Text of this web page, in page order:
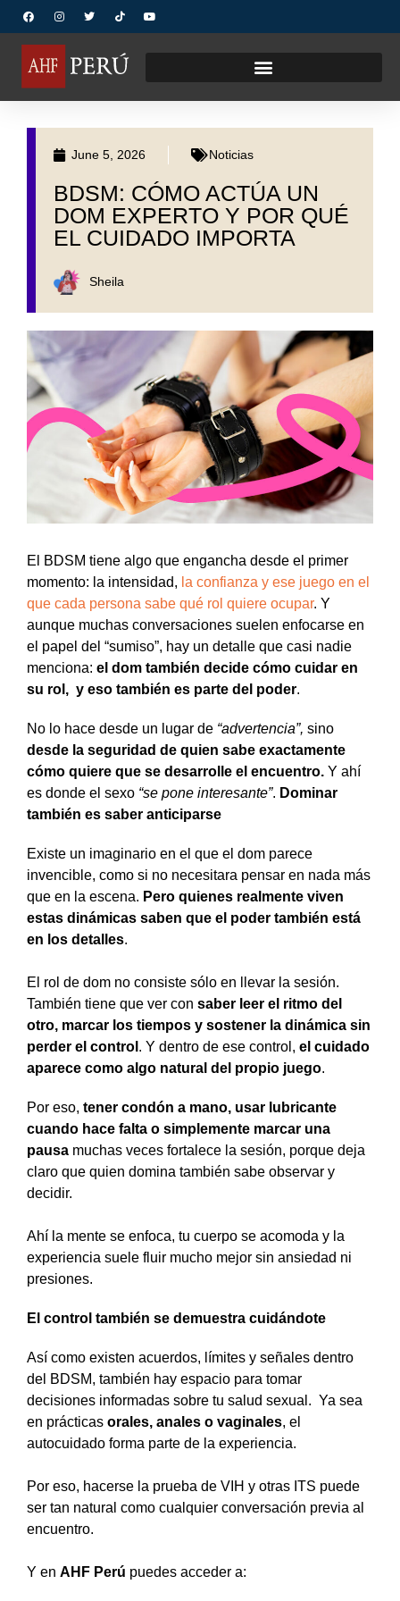
June 5, 2026 Noticias
BDSM: CÓMO ACTÚA UN
DOM EXPERTO Y POR QUÉ
EL CUIDADO IMPORTA
Sheila
El BDSM tiene algo que engancha desde el primer
momento: la intensidad, la confianza y ese juego en el
que cada persona sabe qué rol quiere ocupar. Y
aunque muchas conversaciones suelen enfocarse en
el papel del “sumiso”, hay un detalle que casi nadie
menciona: el dom también decide cómo cuidar en
su rol, y eso también es parte del poder.
No lo hace desde un lugar de “advertencia”, sino
desde la seguridad de quien sabe exactamente
cómo quiere que se desarrolle el encuentro. Y ahí
es donde el sexo “se pone interesante”. Dominar
también es saber anticiparse
Existe un imaginario en el que el dom parece
invencible, como si no necesitara pensar en nada más
que en la escena. Pero quienes realmente viven
estas dinámicas saben que el poder también está
en los detalles.
El rol de dom no consiste sólo en llevar la sesión.
También tiene que ver con saber leer el ritmo del
otro, marcar los tiempos y sostener la dinámica sin
perder el control . Y dentro de ese control, el cuidado
aparece como algo natural del propio juego.
Por eso, tener condón a mano, usar lubricante
cuando hace falta o simplemente marcar una
pausa muchas veces fortalece la sesión, porque deja
claro que quien domina también sabe observar y
decidir.
Ahí la mente se enfoca, tu cuerpo se acomoda y la
experiencia suele fluir mucho mejor sin ansiedad ni
presiones.
El control también se demuestra cuidándote
Así como existen acuerdos, límites y señales dentro
del BDSM, también hay espacio para tomar
decisiones informadas sobre tu salud sexual. Ya sea
en prácticas orales, anales o vaginales, el
autocuidado forma parte de la experiencia.
Por eso, hacerse la prueba de VIH y otras ITS puede
ser tan natural como cualquier conversación previa al
encuentro.
Y en AHF Perú puedes acceder a: